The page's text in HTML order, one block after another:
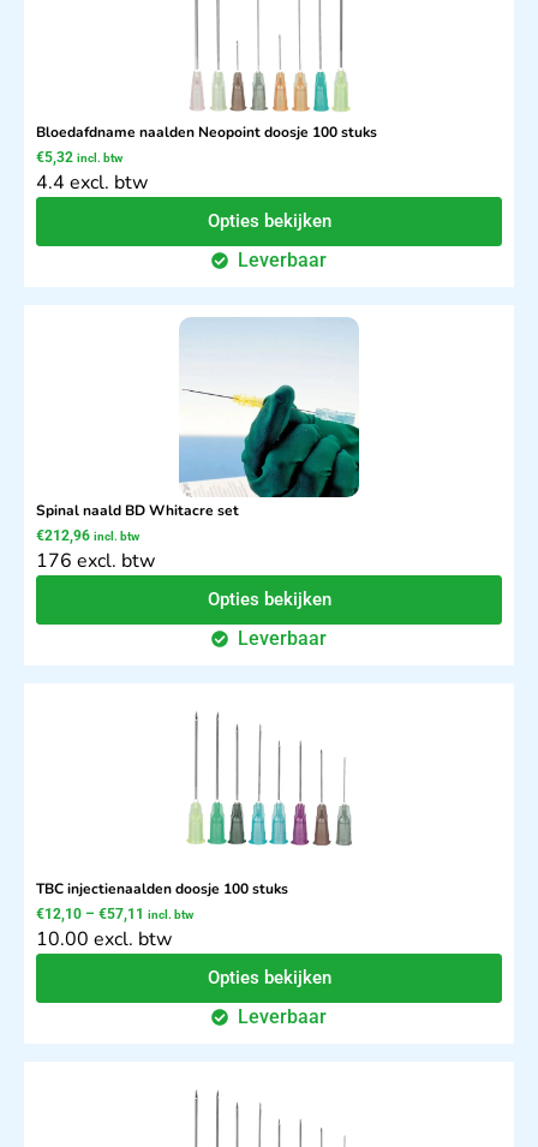
Bloedafdname naalden Neopoint doosje 100 stuks
€5,32 incl. btw
4.4 excl. btw
Opties bekijken
Leverbaar
Spinal naald BD Whitacre set
€212,96 incl. btw
176 excl. btw
Opties bekijken
Leverbaar
TBC injectienaalden doosje 100 stuks
€12,10 – €57,11 incl. btw
10.00 excl. btw
Opties bekijken
Leverbaar